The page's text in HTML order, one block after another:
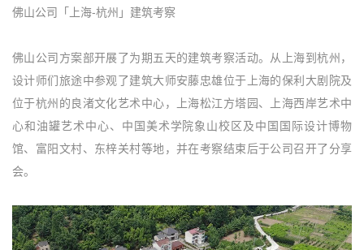
佛山公司「上海-杭州」建筑考察
佛山公司方案部开展了为期五天的建筑考察活动。从上海到杭州，
设计师们旅途中参观了建筑大师安藤忠雄位于上海的保利大剧院及
位于杭州的良渚文化艺术中心，上海松江方塔园、上海西岸艺术中
心和油罐艺术中心、中国美术学院象山校区及中国国际设计博物
馆、富阳文村、东梓关村等地，并在考察结束后于公司召开了分享
会。